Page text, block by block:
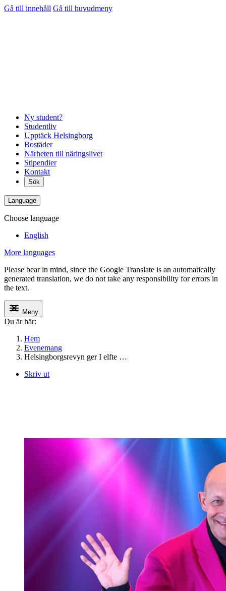
Gå till innehåll Gå till huvudmeny
Ny student?
Studentliv
Upptäck Helsingborg
Bostäder
Närheten till näringslivet
Stipendier
Kontakt
Sök
Language
Choose language
English
More languages
Please bear in mind, since the Google Translate is an automatically
generated translation, we do not take any responsibility for errors in
the text.
Meny
Du är här:
Hem
Evenemang
Helsingborgsrevyn ger I elfte …
Skriv ut